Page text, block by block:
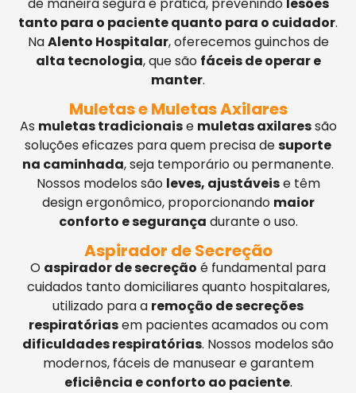
tanto para o paciente quanto para o cuidador.
NaAlento Hospitalar, oferecemos guinchos de
alta tecnologia, que são fáceis de operar e
manter.
Muletas e Muletas Axilares
As muletas tradicionaise muletas axilaressão
soluções eficazes para quem precisa desuporte
na caminhada, seja temporário ou permanente.
Nossos modelos são leves, ajustáveise têm
design ergonômico, proporcionando maior
conforto e segurança durante o uso.
Aspirador de Secreção
O aspirador de secreção é fundamental para
cuidados tanto domiciliares quanto hospitalares,
utilizado para a remoção de secreções
respiratóriasem pacientes acamados ou com
dificuldades respiratórias. Nossos modelos são
modernos, fáceis de manusear e garantem
eficiência e conforto ao paciente.